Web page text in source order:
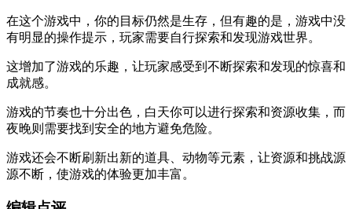
在这个游戏中，你的目标仍然是生存，但有趣的是，游戏中没
有明显的操作提示，玩家需要自行探索和发现游戏世界。
这增加了游戏的乐趣，让玩家感受到不断探索和发现的惊喜和
成就感。
游戏的节奏也十分出色，白天你可以进行探索和资源收集，而
夜晚则需要找到安全的地方避免危险。
游戏还会不断刷新出新的道具、动物等元素，让资源和挑战源
源不断，使游戏的体验更加丰富。